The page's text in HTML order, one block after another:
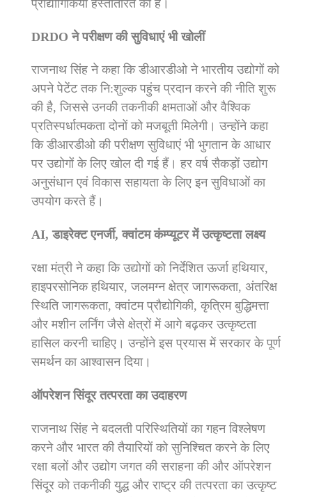
प्रौद्योगिकियां हस्तांतरित की हैं।
DRDO ने परीक्षण की सुविधाएं भी खोलीं
राजनाथ सिंह ने कहा कि डीआरडीओ ने भारतीय उद्योगों को
अपने पेटेंट तक नि:शुल्‍क पहुंच प्रदान करने की नीति शुरू
की है, जिससे उनकी तकनीकी क्षमताओं और वैश्विक
प्रतिस्पर्धात्मकता दोनों को मजबूती मिलेगी। उन्होंने कहा
कि डीआरडीओ की परीक्षण सुविधाएं भी भुगतान के आधार
पर उद्योगों के लिए खोल दी गई हैं। हर वर्ष सैकड़ों उद्योग
अनुसंधान एवं विकास सहायता के लिए इन सुविधाओं का
उपयोग करते हैं।
AI, डाइरेक्ट एनर्जी, क्वांटम कंम्प्यूटर में उत्कृष्टता लक्ष्य
रक्षा मंत्री ने कहा कि उद्योगों को निर्देशित ऊर्जा हथियार,
हाइपरसोनिक हथियार, जलमग्न क्षेत्र जागरूकता, अंतरिक्ष
स्थिति जागरूकता, क्वांटम प्रौद्योगिकी, कृत्रिम बुद्धिमत्ता
और मशीन लर्निंग जैसे क्षेत्रों में आगे बढ़कर उत्कृष्टता
हासिल करनी चाहिए। उन्होंने इस प्रयास में सरकार के पूर्ण
समर्थन का आश्वासन दिया।
ऑपरेशन सिंदूर तत्परता का उदाहरण
राजनाथ सिंह ने बदलती परिस्थितियों का गहन विश्लेषण
करने और भारत की तैयारियों को सुनिश्चित करने के लिए
रक्षा बलों और उद्योग जगत की सराहना की और ऑपरेशन
सिंदूर को तकनीकी युद्ध और राष्ट्र की तत्परता का उत्कृष्ट